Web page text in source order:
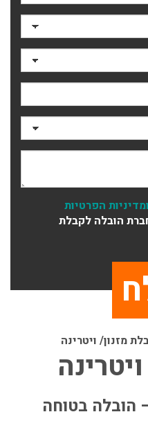
ומדיניות הפרטיות
הובלה לקבלת
מזנון/ ויטרינה
הובלה בטוחה